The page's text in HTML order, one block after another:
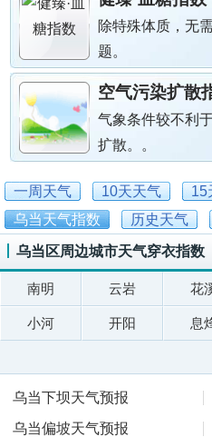
除特殊体质，无
题。
空气污染扩散
气象条件较不利
扩散。。
一周天气 10天天气 15
乌当天气指数
历史天气
乌当区周边城市天气穿衣指数
南明 云岩 花
小河 开阳 息
乌当下坝天气预报
乌当偏坡天气预报